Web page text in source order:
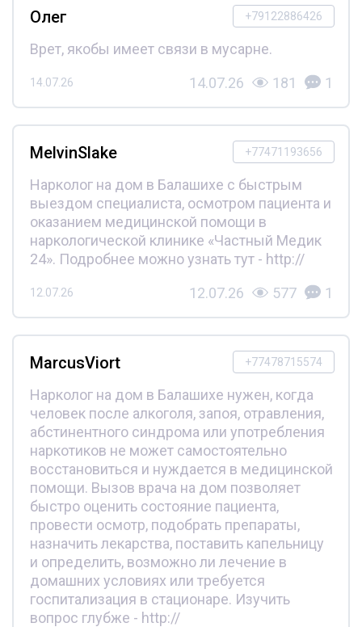
+79122886426
Олег
Врет, якобы имеет связи в мусарне.
14.07.26 14.07.26 181 1
+77471193656
MelvinSlake
Нарколог на дом в Балашихе с быстрым
выездом специалиста, осмотром пациента и
оказанием медицинской помощи в
наркологической клинике «Частный Медик
24». Подробнее можно узнать тут - http://
12.07.26 12.07.26 577 1
+77478715574
MarcusViort
Нарколог на дом в Балашихе нужен, когда
человек после алкоголя, запоя, отравления,
абстинентного синдрома или употребления
наркотиков не может самостоятельно
восстановиться и нуждается в медицинской
помощи. Вызов врача на дом позволяет
быстро оценить состояние пациента,
провести осмотр, подобрать препараты,
назначить лекарства, поставить капельницу
и определить, возможно ли лечение в
домашних условиях или требуется
госпитализация в стационаре. Изучить
вопрос глубже - http://